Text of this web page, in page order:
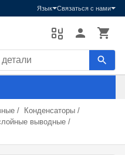
Язык Связаться с нами
/ Конденсаторы /
выводные /